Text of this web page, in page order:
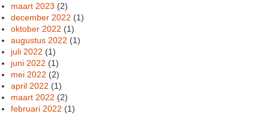
maart 2023 (2)
december 2022 (1)
oktober 2022 (1)
augustus 2022 (1)
juli 2022 (1)
juni 2022 (1)
mei 2022 (2)
april 2022 (1)
maart 2022 (2)
februari 2022 (1)